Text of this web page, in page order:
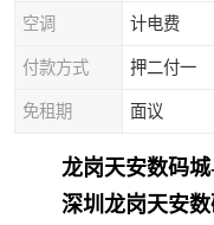
空调 计电费
付款方式 押二付一
免租期 面议
龙岗天安数码
深圳龙岗天安
龙华观澜